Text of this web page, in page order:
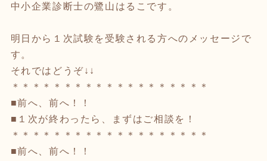
中小企業診断士の鷺山はるこです。
明日から１次試験を受験される方へのメッセージで
す。
それではどうぞ↓↓
＊＊＊＊＊＊＊＊＊＊＊＊＊＊＊＊＊＊＊
■前へ、前へ！！
■１次が終わったら、まずはご相談を！
＊＊＊＊＊＊＊＊＊＊＊＊＊＊＊＊＊＊＊
■前へ、前へ！！